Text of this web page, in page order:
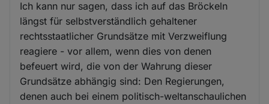
Ich kann nur sagen, dass ich auf das Bröckeln
längst für selbstverständlich gehaltener
rechtsstaatlicher Grundsätze mit Verzweiflung
reagiere - vor allem, wenn dies von denen
befeuert wird, die von der Wahrung dieser
Grundsätze abhängig sind: Den Regierungen,
denen auch bei einem politisch-weltanschaulichen